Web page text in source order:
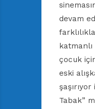
devam
çocuk
eski
Tabak”